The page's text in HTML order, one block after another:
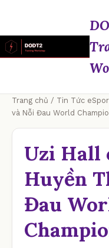
Trang chủ / Tin Tức
và Nỗi Đau World
Uzi Hall
Huyền
Đau